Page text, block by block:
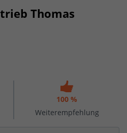
Thomas
100 %
Weiterempfehlung